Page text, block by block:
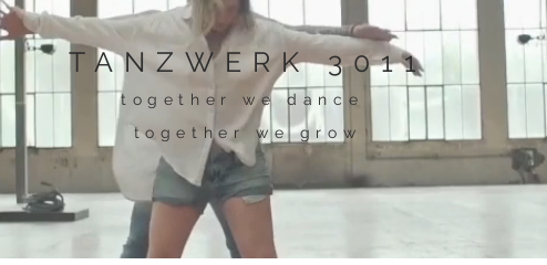
TANZWERK 3011
together we dance
together we grow